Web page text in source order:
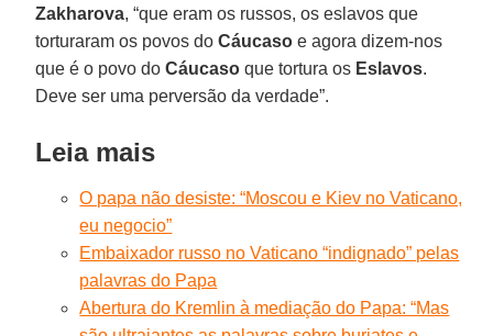
Zakharova, “que eram os russos, os eslavos que
torturaram os povos doCáucaso e agora dizem-nos
que é o povo doCáucaso que tortura os Eslavos.
Deve ser uma perversão da verdade”.
Leia mais
O papa não desiste: “Moscou e Kiev no Vaticano,
eu negocio”
Embaixador russo no Vaticano “indignado” pelas
palavras do Papa
Abertura do Kremlin à mediação do Papa: “Mas